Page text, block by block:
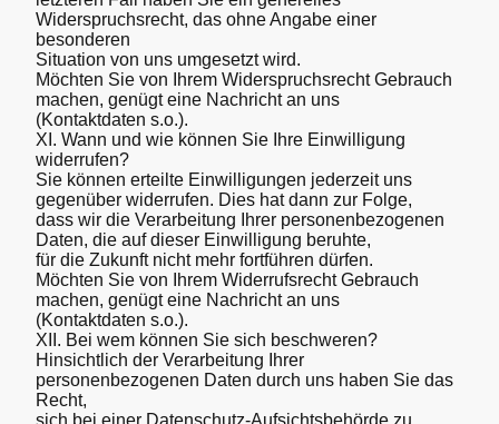
Widerspruchsrecht, das ohne Angabe einer
besonderen
Situation von uns umgesetzt wird.
Möchten Sie von Ihrem Widerspruchsrecht Gebrauch
machen, genügt eine Nachricht an uns
(Kontaktdaten s.o.).
XI. Wann und wie können Sie Ihre Einwilligung
widerrufen?
Sie können erteilte Einwilligungen jederzeit uns
gegenüber widerrufen. Dies hat dann zur Folge,
dass wir die Verarbeitung Ihrer personenbezogenen
Daten, die auf dieser Einwilligung beruhte,
für die Zukunft nicht mehr fortführen dürfen.
Möchten Sie von Ihrem Widerrufsrecht Gebrauch
machen, genügt eine Nachricht an uns
(Kontaktdaten s.o.).
XII. Bei wem können Sie sich beschweren?
Hinsichtlich der Verarbeitung Ihrer
personenbezogenen Daten durch uns haben Sie das
Recht,
sich bei einer Datenschutz-Aufsichtsbehörde zu